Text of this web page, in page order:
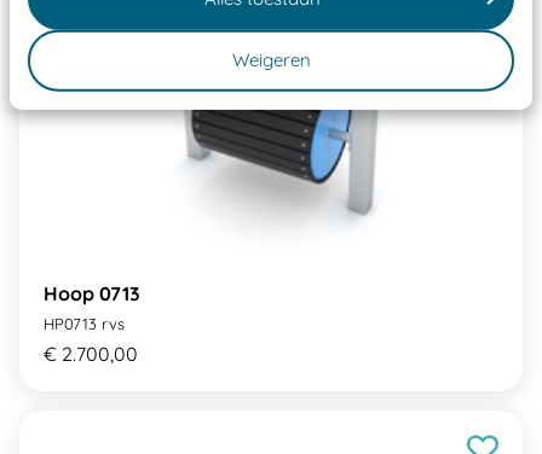
Weigeren
Hoop 0713
HP0713 rvs
€ 2.700,00